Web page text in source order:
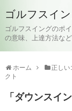
ゴルフスイ
ゴルフスイングのポ
の意味、上達方法な
ホーム 正しい
クト
「 ダウンスイ